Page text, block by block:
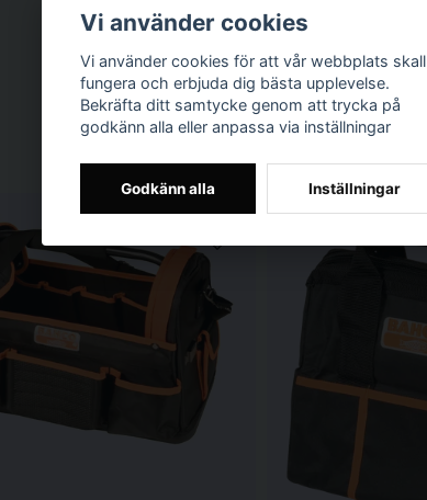
Vi använder cookies
Vi använder cookies för att vår webbplats skall
fungera och erbjuda dig bästa upplevelse.
Bekräfta ditt samtycke genom att trycka på
godkänn alla eller anpassa via inställningar
Godkänn alla Inställningar